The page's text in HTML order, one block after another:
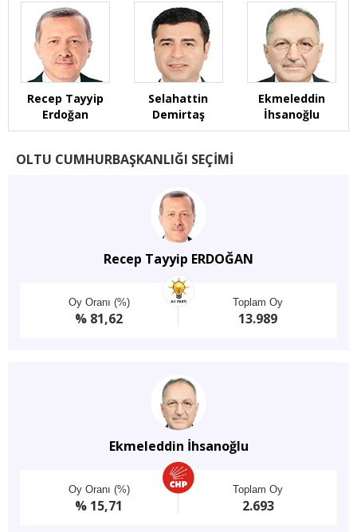
Recep Tayyip
Erdoğan
Selahattin
Demirtaş
Ekmeleddin
İhsanoğlu
OLTU CUMHURBAŞKANLIĞI SEÇİMİ
Recep Tayyip ERDOĞAN
Oy Oranı (%)
% 81,62
Toplam Oy
13.989
Ekmeleddin İhsanoğlu
Oy Oranı (%)
% 15,71
Toplam Oy
2.693